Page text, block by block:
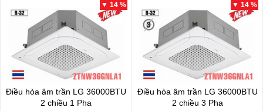
▼ 14 %
Điều hòa âm trần LG 36000BTU
2 chiều 1 Pha
▼ 14 %
Điều hòa âm trần LG 36000BTU
2 chiều 3 Pha